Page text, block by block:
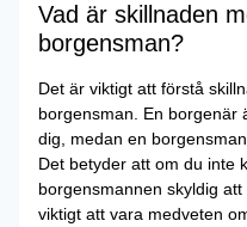
Vad är skillnaden
borgensman?
Det är viktigt att förstå
borgensman. En borgenär
dig, medan en
Det betyder att om du inte
borgensmannen skyldig
viktigt att vara medveten